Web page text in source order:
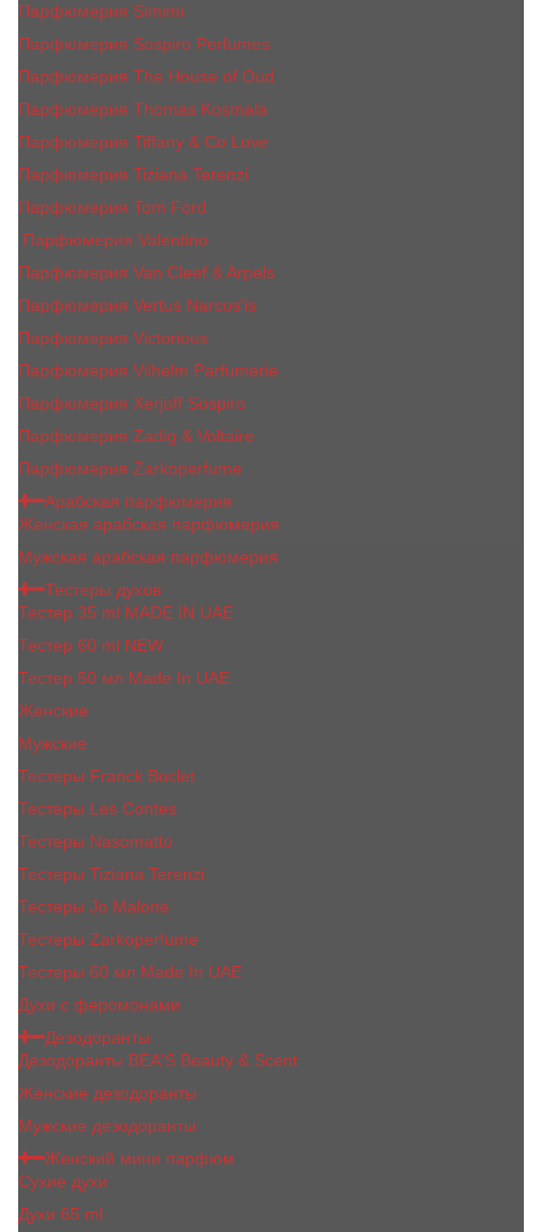
Парфюмерия Simimi
Парфюмерия Sospiro Perfumes
Парфюмерия The House of Oud
Парфюмерия Thomas Kosmala
Парфюмерия Tiffany & Co Love
Парфюмерия Tiziana Terenzi
Парфюмерия Tom Ford
Парфюмерия Valentino
Парфюмерия Van Cleef & Arpels
Парфюмерия Vertus Narcos'is
Парфюмерия Victorious
Парфюмерия Vilhelm Parfumerie
Парфюмерия Xerjoff Sospiro
Парфюмерия Zadig & Voltaire
Парфюмерия Zarkoperfume
Арабская парфюмерия
Женская арабская парфюмерия
Мужская арабская парфюмерия
Тестеры духов
Тестер 35 ml MADE IN UAE
Тестер 60 ml NEW
Тестер 50 мл Made In UAE
Женские
Мужские
Тестеры Franck Boclet
Тестеры Les Contes
Тестеры Nasomatto
Тестеры Tiziana Terenzi
Тестеры Jо Malоnе
Тестеры Zarkoperfume
Тестеры 60 мл Made In UAE
Духи с феромонами
Дезодоранты
Дезодоранты BEA'S Beauty & Scent
Женские дезодоранты
Мужские дезодоранты
Женский мини парфюм
Сухие духи
Духи 65 ml